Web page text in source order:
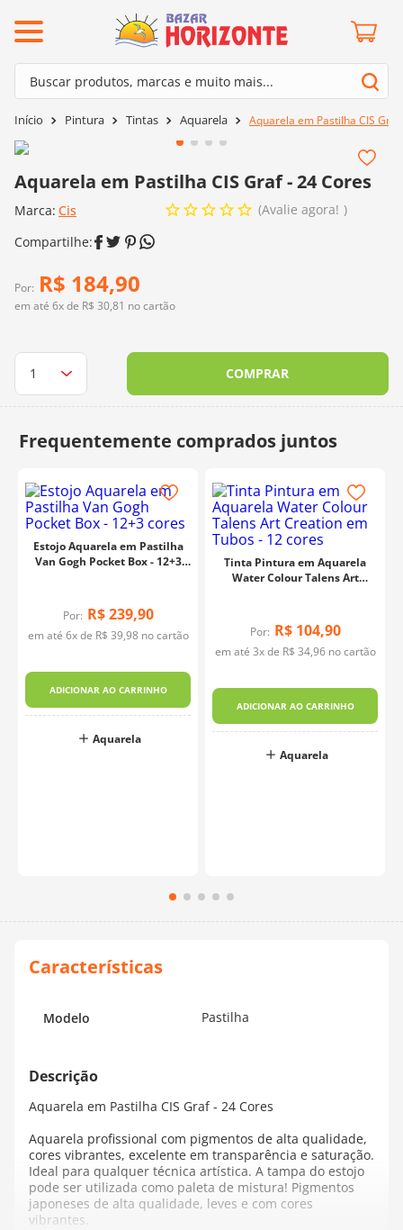
Buscar produtos, marcas e muito mais...
Pintura Tintas Aquarela Aquarela em Pastilha CIS
Aquarela em Pastilha CIS Graf - 24 Cores
Marca: Cis Avalie agora!
Por: R$ 184,90
em até 6x de R$ 30,81 no cartão
COMPRAR
Estojo Aquarela em Pastilha
Van Gogh Pocket Box - 12+3
Por: R$ 239,90
em até 6x de R$ 39,98no cartão
ADICIONAR AO CARRINHO
Aquarela
Tinta Pintura em Aquarela
Water Colour Talens Art
Por: R$ 104,90
em até 3x de R$ 34,96no cartão
ADICIONAR AO CARRINHO
Aquarela
Modelo Pastilha
Aquarela em Pastilha CIS Graf - 24 Cores
Aquarela profissional com pigmentos de alta qualidade,
cores vibrantes, excelente em transparência e saturação.
Ideal para qualquer técnica artística. A tampa do estojo
pode ser utilizada como paleta de mistura! Pigmentos
japoneses de alta qualidade, leves e com cores
vibrantes.
Termos mais buscados
kit amigurumi
fio amigurumi
º euroroma
batik
9º charme
mais buscados
barroco
mollet
kit amigurumi
fio amigurumi
agulha crochê
euroroma
lã cisne
batik
dmc